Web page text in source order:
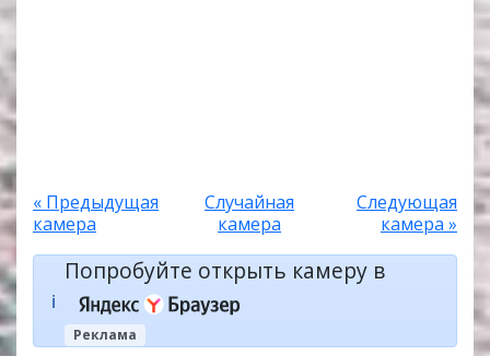
« Предыдущая
камера
Случайная
камера
Следующая
камера »
ℹ️
Попробуйте открыть камеру в
Реклама